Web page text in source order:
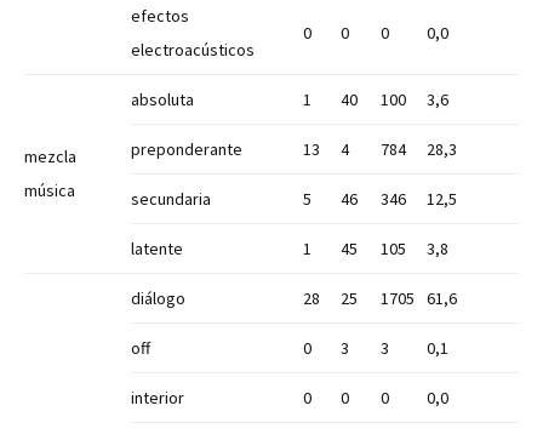
efectos
electroacústicos
0 0 0 0,0
mezcla
música
absoluta 1 40 100 3,6
preponderante 13 4 784 28,3
secundaria 5 46 346 12,5
latente 1 45 105 3,8
diálogo 28 25 1705 61,6
off 0 3 3 0,1
interior 0 0 0 0,0